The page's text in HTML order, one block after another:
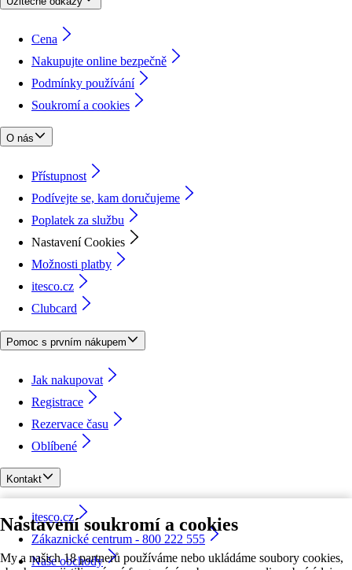
Nastavení soukromí a cookies
My a našich 18 partnerů používáme nebo ukládáme soubory cookies,
Cena
Nakupujte online bezpečně
Podmínky používání
Soukromí a cookies
O nás
Přístupnost
Podívejte se, kam doručujeme
Poplatek za službu
Nastavení Cookies
Možnosti platby
itesco.cz
Clubcard
Pomoc s prvním nákupem
Jak nakupovat
Registrace
Rezervace času
Oblíbené
Kontakt
itesco.cz
Zákaznické centrum - 800 222 555
Naše obchody